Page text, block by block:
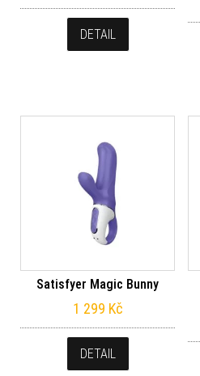
DETAIL
Satisfyer Magic Bunny
1 299 Kč
DETAIL